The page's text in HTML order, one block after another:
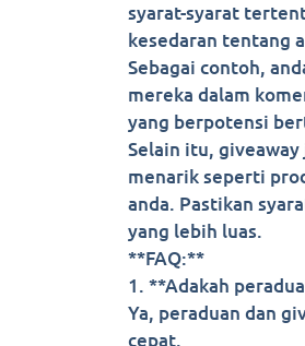
syarat-syarat
kesedaran tentang
Sebagai contoh,
mereka dalam
yang berpotensi
Selain itu,
menarik seperti
anda. Pastikan
yang lebih luas.
**FAQ:**
1. **Adakah
Ya, peraduan dan
cepat.